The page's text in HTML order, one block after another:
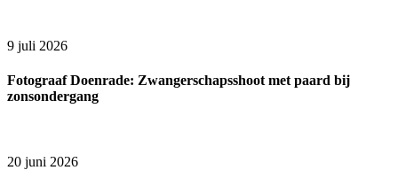
9 juli 2026
Fotograaf Doenrade: Zwangerschapsshoot met paard bij
zonsondergang
20 juni 2026